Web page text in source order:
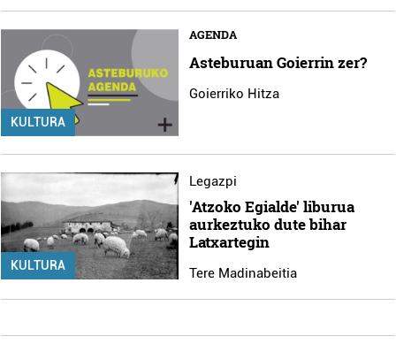
KULTURA
AGENDA
Asteburuan Goierrin zer?
Goierriko Hitza
KULTURA
Legazpi
'Atzoko Egialde' liburua
aurkeztuko dute bihar
Latxartegin
Tere Madinabeitia